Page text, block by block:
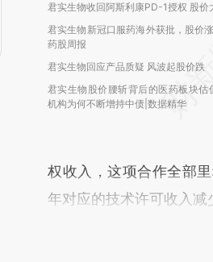
君实生物收回阿斯利康PD-1授权 股价
君实生物新冠口服药海外获批，股价
药股周报
君实生物回应产品质疑 风波起股价跌
君实生物股价腰斩背后的医药板块估
机构为何不断增持中债|数据精华
权收入，这项合作全部
年对应的技术许可收入减